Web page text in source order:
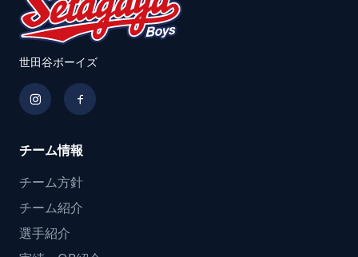
世田谷ボーイズ
チーム情報
チーム方針
チーム紹介
選手紹介